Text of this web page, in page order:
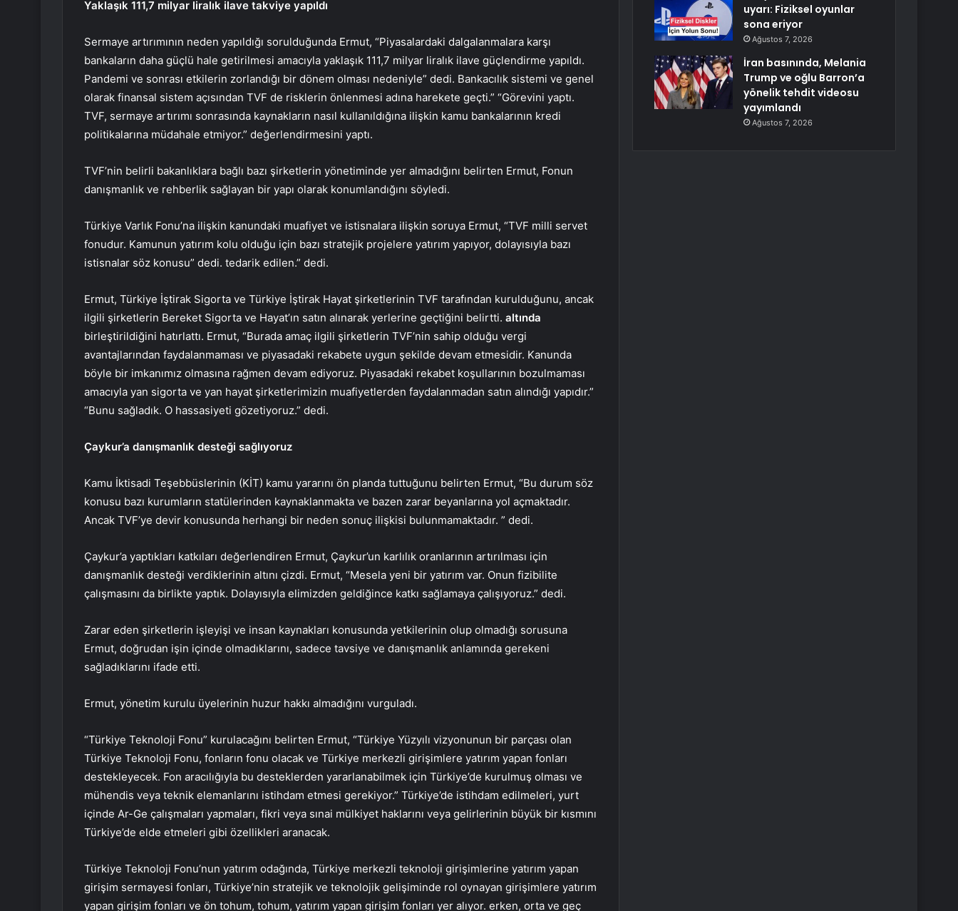
Yaklaşık 111,7 milyar liralık ilave takviye yapıldı
Sermaye artırımının neden yapıldığı sorulduğunda Ermut, “Piyasalardaki dalgalanmalara karşı
bankaların daha güçlü hale getirilmesi amacıyla yaklaşık 111,7 milyar liralık ilave güçlendirme yapıldı.
Pandemi ve sonrası etkilerin zorlandığı bir dönem olması nedeniyle” dedi. Bankacılık sistemi ve genel
olarak finansal sistem açısından TVF de risklerin önlenmesi adına harekete geçti.” “Görevini yaptı.
TVF, sermaye artırımı sonrasında kaynakların nasıl kullanıldığına ilişkin kamu bankalarının kredi
politikalarına müdahale etmiyor.” değerlendirmesini yaptı.
TVF’nin belirli bakanlıklara bağlı bazı şirketlerin yönetiminde yer almadığını belirten Ermut, Fonun
danışmanlık ve rehberlik sağlayan bir yapı olarak konumlandığını söyledi.
Türkiye Varlık Fonu’na ilişkin kanundaki muafiyet ve istisnalara ilişkin soruya Ermut, “TVF milli servet
fonudur. Kamunun yatırım kolu olduğu için bazı stratejik projelere yatırım yapıyor, dolayısıyla bazı
istisnalar söz konusu” dedi. tedarik edilen.” dedi.
Ermut, Türkiye İştirak Sigorta ve Türkiye İştirak Hayat şirketlerinin TVF tarafından kurulduğunu, ancak
ilgili şirketlerin Bereket Sigorta ve Hayat’ın satın alınarak yerlerine geçtiğini belirtti. altında
birleştirildiğini hatırlattı. Ermut, “Burada amaç ilgili şirketlerin TVF’nin sahip olduğu vergi
avantajlarından faydalanmaması ve piyasadaki rekabete uygun şekilde devam etmesidir. Kanunda
böyle bir imkanımız olmasına rağmen devam ediyoruz. Piyasadaki rekabet koşullarının bozulmaması
amacıyla yan sigorta ve yan hayat şirketlerimizin muafiyetlerden faydalanmadan satın alındığı yapıdır.”
“Bunu sağladık. O hassasiyeti gözetiyoruz.” dedi.
Çaykur’a danışmanlık desteği sağlıyoruz
Kamu İktisadi Teşebbüslerinin (KİT) kamu yararını ön planda tuttuğunu belirten Ermut, “Bu durum söz
konusu bazı kurumların statülerinden kaynaklanmakta ve bazen zarar beyanlarına yol açmaktadır.
Ancak TVF’ye devir konusunda herhangi bir neden sonuç ilişkisi bulunmamaktadır. ” dedi.
Çaykur’a yaptıkları katkıları değerlendiren Ermut, Çaykur’un karlılık oranlarının artırılması için
danışmanlık desteği verdiklerinin altını çizdi. Ermut, “Mesela yeni bir yatırım var. Onun fizibilite
çalışmasını da birlikte yaptık. Dolayısıyla elimizden geldiğince katkı sağlamaya çalışıyoruz.” dedi.
Zarar eden şirketlerin işleyişi ve insan kaynakları konusunda yetkilerinin olup olmadığı sorusuna
Ermut, doğrudan işin içinde olmadıklarını, sadece tavsiye ve danışmanlık anlamında gerekeni
sağladıklarını ifade etti.
Ermut, yönetim kurulu üyelerinin huzur hakkı almadığını vurguladı.
“Türkiye Teknoloji Fonu” kurulacağını belirten Ermut, “Türkiye Yüzyılı vizyonunun bir parçası olan
Türkiye Teknoloji Fonu, fonların fonu olacak ve Türkiye merkezli girişimlere yatırım yapan fonları
destekleyecek. Fon aracılığıyla bu desteklerden yararlanabilmek için Türkiye’de kurulmuş olması ve
mühendis veya teknik elemanlarını istihdam etmesi gerekiyor.” Türkiye’de istihdam edilmeleri, yurt
içinde Ar-Ge çalışmaları yapmaları, fikri veya sınai mülkiyet haklarını veya gelirlerinin büyük bir kısmını
Türkiye’de elde etmeleri gibi özellikleri aranacak.
Türkiye Teknoloji Fonu’nun yatırım odağında, Türkiye merkezli teknoloji girişimlerine yatırım yapan
girişim sermayesi fonları, Türkiye’nin stratejik ve teknolojik gelişiminde rol oynayan girişimlere yatırım
yapan girişim fonları ve ön tohum, tohum, yatırım yapan girişim fonları yer alıyor. erken, orta ve geç
uyarı: Fiziksel oyunlar
sona eriyor
Ağustos 7, 2026
İran basınında, Melania
Trump ve oğlu Barron’a
yönelik tehdit videosu
yayımlandı
Ağustos 7, 2026